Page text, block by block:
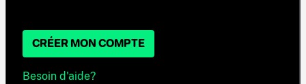
CRÉER MON COMPTE
Besoin d'aide?